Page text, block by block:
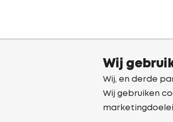
Wij
Wij, en derde
Wij gebruiken